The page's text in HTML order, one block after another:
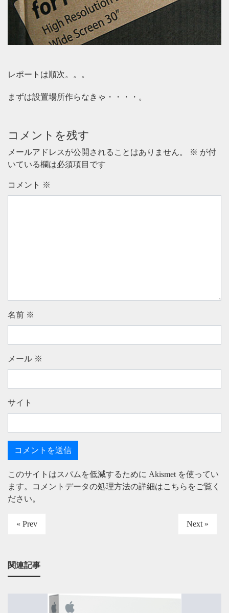
レポートは順次。。。
まずは設置場所作らなきゃ・・・・。
コメントを残す
メールアドレスが公開されることはありません。 ※ が付
いている欄は必須項目です
コメント ※
名前 ※
メール ※
サイト
このサイトはスパムを低減するために Akismet を使ってい
ます。
コメントデータの処理方法の詳細はこちらをご覧く
ださい。
« Prev Next »
関連記事